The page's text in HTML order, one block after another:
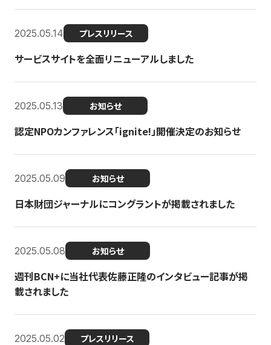
2025.05.14 プレスリリース
サービスサイトを全面リニューアルしました
2025.05.13 お知らせ
認定NPOカンファレンス「ignite!」開催決定のお知らせ
2025.05.09 お知らせ
日本財団ジャーナルにコングラントが掲載されました
2025.05.08 お知らせ
週刊BCN+に当社代表佐藤正隆のインタビュー記事が掲
載されました
2025.05.02 プレスリリース